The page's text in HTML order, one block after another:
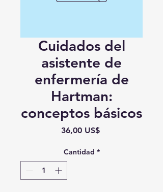
Cuidados del
asistente de
enfermería de
Hartman:
conceptos básicos
36,00 US$Precio
Cantidad *